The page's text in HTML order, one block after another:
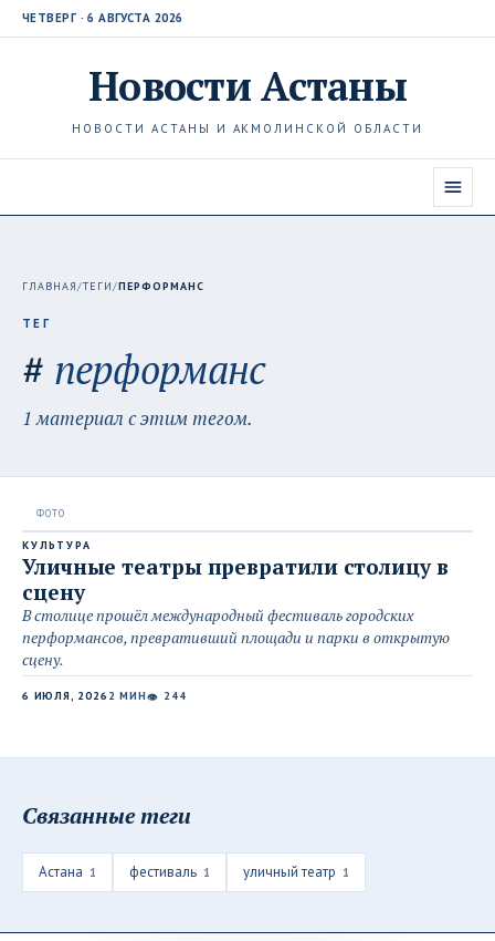
ЧЕТВЕРГ · 6 АВГУСТА 2026
НовостиАстаны
НОВОСТИ АСТАНЫ И АКМОЛИНСКОЙ ОБЛАСТИ
ГЛАВНАЯ/ТЕГИ/ПЕРФОРМАНС
ТЕГ
# перформанс
1 материал с этим тегом.
КУЛЬТУРА
Уличные театры превратили столицу в
сцену
В столице прошёл международный фестиваль городских
перформансов, превративший площади и парки в открытую
сцену.
6 ИЮЛЯ, 2026 2 МИН👁 244
Связанные теги
Астана 1 фестиваль 1 уличный театр 1